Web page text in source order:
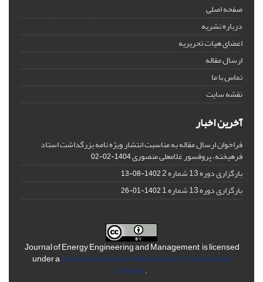
صفحه اصلی
درباره نشریه
اعضای هیات تحریریه
ارسال مقاله
تماس با ما
نقشه سایت
آخرین اخبار
فراخوان ارسال مقاله به مناسبت انتشار ویژه نامه بزرگداشت استاد
فرهیخته، پروفسور غلامعلی منصوری1404-02-02
بارگزاری دوره 13 شماره 2 1402-08-13
بارگزاری دوره 13 شماره 1 1402-01-26
Journal of Energy Engineering and Management is licensed
under aCreative Commons Attribution 4.0 International
License.